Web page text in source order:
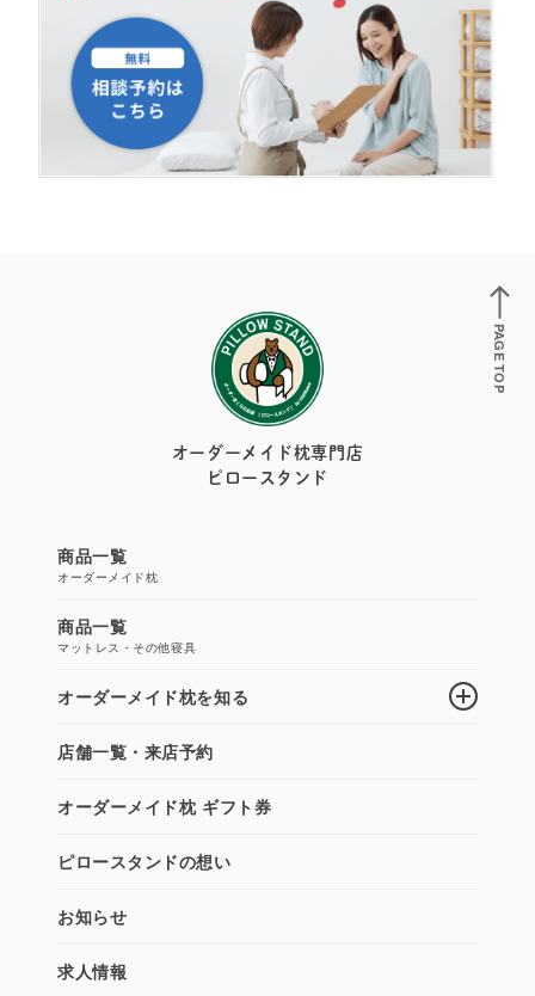
オーダーメイド枕専門店
ピロースタンド
商品一覧
オーダーメイド枕
商品一覧
マットレス・その他寝具
オーダーメイド枕を知る
店舗一覧・来店予約
オーダーメイド枕 ギフト券
ピロースタンドの想い
お知らせ
求人情報
PAGE TOP